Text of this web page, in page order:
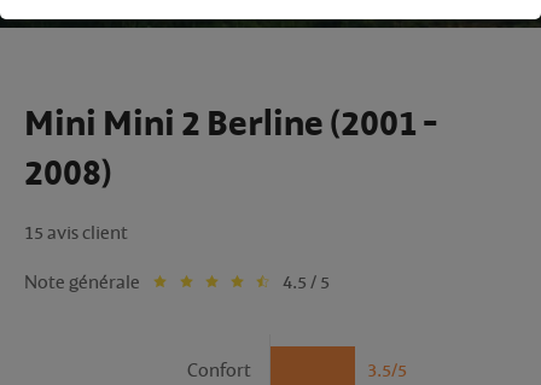
Mini Mini 2 Berline (2001 -
2008)
15 avis client
Note générale 4.5 / 5
3.5/5
Confort